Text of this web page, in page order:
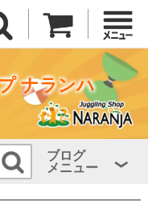
ナランハ
ブログ
メニュー